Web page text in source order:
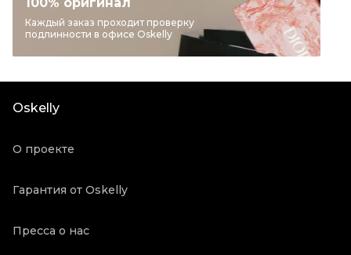
Бренд
SAINT LAURENT
Материал одежды
Вискоза
Продавец
Каждый заказ проходит проверку
подлинности в офисе Oskelly
Oskelly
О проекте
Гарантия от Oskelly
Пресса о нас